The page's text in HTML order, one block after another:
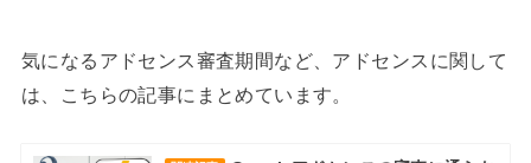
気になるアドセンス審査期間など、アドセンスに関して
は、こちらの記事にまとめています。